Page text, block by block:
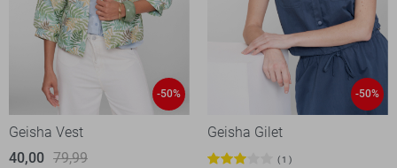
-50%
Geisha Vest
40,00 79,99
-50%
Geisha Gilet
1